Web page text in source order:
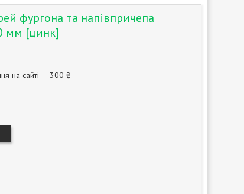
фургона та напівпричепа
мм [цинк]
на сайті — 300 ₴